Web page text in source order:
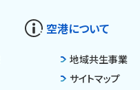
空港について
地域共生事業
サイトマップ